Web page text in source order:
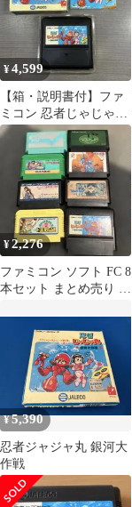
¥4,599
【箱・説明書付】ファ
ミコン 忍者じゃじゃ丸
銀河大作戦 動作確認済
¥2,276
ファミコン ソフト FC 8
本セット まとめ売り レ
¥5,390
忍者ジャジャ丸 銀河大
作戦